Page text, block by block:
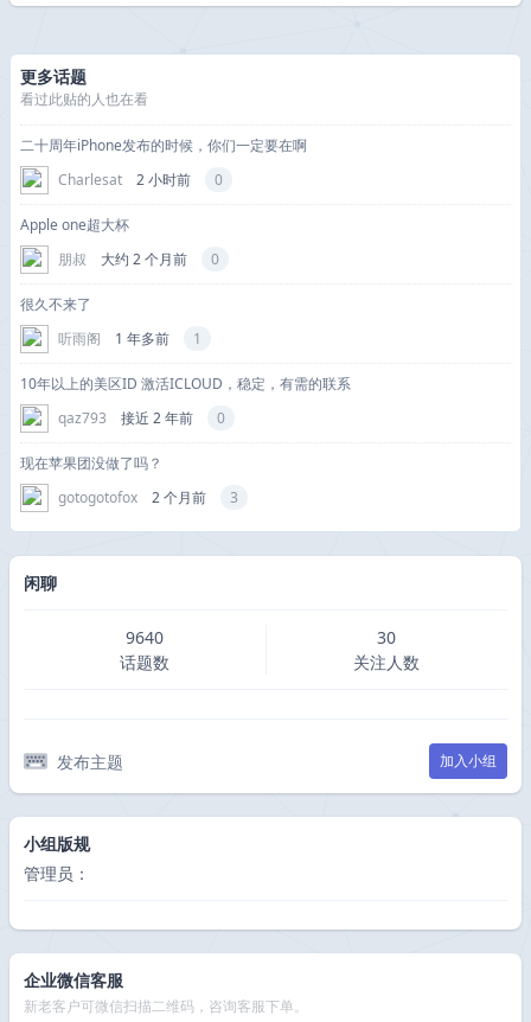
更多话题
看过此贴的人也在看
二十周年iPhone发布的时候，你们一定要在啊
Charlesat
2 小时前 0
Apple one超大杯
朋叔
大约 2 个月前 0
很久不来了
听雨阁
1 年多前 1
10年以上的美区ID 激活ICLOUD，稳定，有需的联系
qaz793
接近 2 年前 0
现在苹果团没做了吗？
gotogotofox
2 个月前 3
闲聊
9640
话题数
30
关注人数
发布主题 加入小组
小组版规
管理员：
企业微信客服
新老客户可微信扫描二维码，咨询客服下单。